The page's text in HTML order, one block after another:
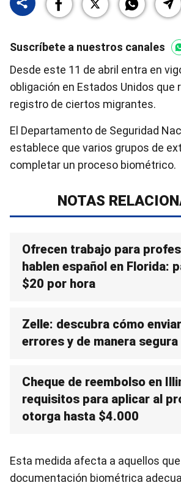
Suscríbete a nuestros canales
Desde este 11 de abril entra en
obligación en Estados Unidos que
registro de ciertos migrantes.
El Departamento de Seguridad
establece que varios grupos de
completar un proceso biométrico.
NOTAS
Ofrecen trabajo para
hablen español en Florida:
$20 por hora
Zelle: descubra cómo
errores y de manera segura
Cheque de reembolso en
requisitos para aplicar al
otorga hasta $4.000
Esta medida afecta a aquellos
documentación biométrica